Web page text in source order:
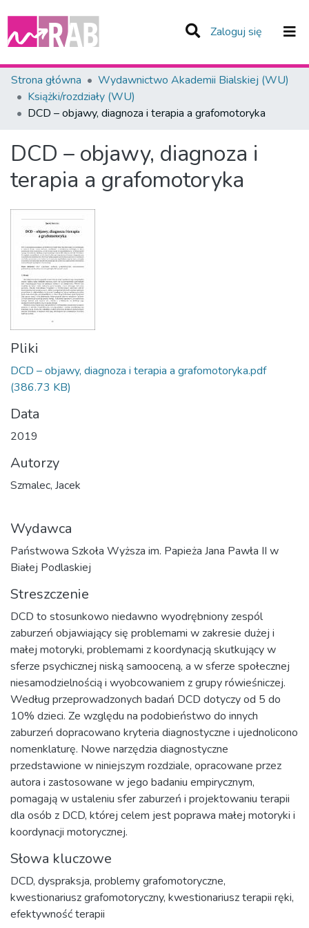
Zaloguj się (current)
Zespoły i Kolekcje
Statystyka
Strona główna
Wydawnictwo Akademii Bialskiej (WU)
Książki/rozdziały (WU)
DCD – objawy, diagnoza i terapia a grafomotoryka
DCD – objawy, diagnoza i
terapia a grafomotoryka
Pliki
DCD – objawy, diagnoza i terapia a grafomotoryka.pdf
(386.73 KB)
Data
2019
Autorzy
Szmalec, Jacek
Wydawca
Państwowa Szkoła Wyższa im. Papieża Jana Pawła II w
Białej Podlaskiej
Streszczenie
DCD to stosunkowo niedawno wyodrębniony zespól
zaburzeń objawiający się problemami w zakresie dużej i
małej motoryki, problemami z koordynacją skutkujący w
sferze psychicznej niską samooceną, a w sferze społecznej
niesamodzielnością i wyobcowaniem z grupy rówieśniczej.
Według przeprowadzonych badań DCD dotyczy od 5 do
10% dzieci. Ze względu na podobieństwo do innych
zaburzeń dopracowano kryteria diagnostyczne i ujednolicono
nomenklaturę. Nowe narzędzia diagnostyczne
przedstawione w niniejszym rozdziale, opracowane przez
autora i zastosowane w jego badaniu empirycznym,
pomagają w ustaleniu sfer zaburzeń i projektowaniu terapii
dla osób z DCD, której celem jest poprawa małej motoryki i
koordynacji motorycznej.
Słowa kluczowe
DCD, dyspraksja, problemy grafomotoryczne,
kwestionariusz grafomotoryczny, kwestionariusz terapii ręki,
efektywność terapii